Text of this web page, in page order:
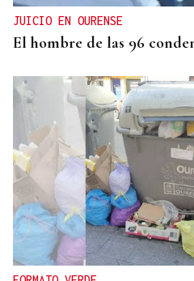
JUICIO EN OURENSE
El hombre de las 96